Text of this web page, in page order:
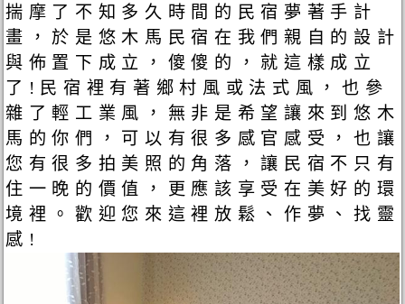
揣摩了不知多久時間的民宿夢著手計
畫，於是悠木馬民宿在我們親自的設計
與佈置下成立，傻傻的，就這樣成立
了!民宿裡有著鄉村風或法式風，也參
雜了輕工業風，無非是希望讓來到悠木
馬的你們，可以有很多感官感受，也讓
您有很多拍美照的角落，讓民宿不只有
住一晚的價值，更應該享受在美好的環
境裡。歡迎您來這裡放鬆、作夢、找靈
感!